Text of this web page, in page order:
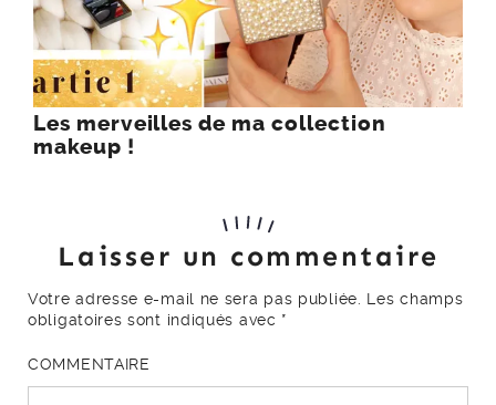
Les merveilles de ma collection
makeup !
Laisser un commentaire
Votre adresse e-mail ne sera pas publiée.
Les champs
obligatoires sont indiqués avec *
COMMENTAIRE